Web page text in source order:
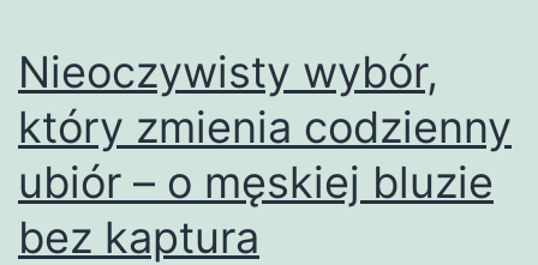
Nieoczywisty wybór,
który zmienia codzienny
ubiór – o męskiej bluzie
bez kaptura